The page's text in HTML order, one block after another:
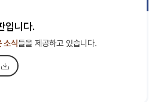
입니다.
소식들을 제공하고 있습니다.